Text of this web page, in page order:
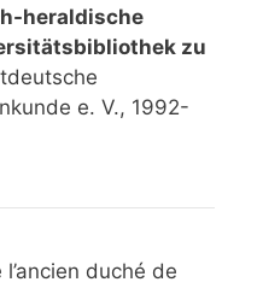
heraldische
zu
e. V., 1992-
duché de